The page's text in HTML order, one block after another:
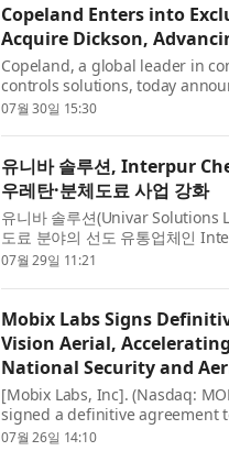
Copeland Enters into
Acquire Dickson,
Copeland, a global leader in
controls solutions, today
negotiations towards the
07월 30일 15:30
유니바 솔루션, Interpur
우레탄·분체도료 사업 강화
유니바 솔루션(Univar Solutions
도료 분야의 선도 유통업체인
혔다. 이번 인수를 통해 유니바
07월 29일 11:21
Mobix Labs Signs
Vision Aerial,
National Security and
[Mobix Labs, Inc]. (Nasdaq:
signed a definitive agreement
U.S.-based designer and
07월 26일 14:10